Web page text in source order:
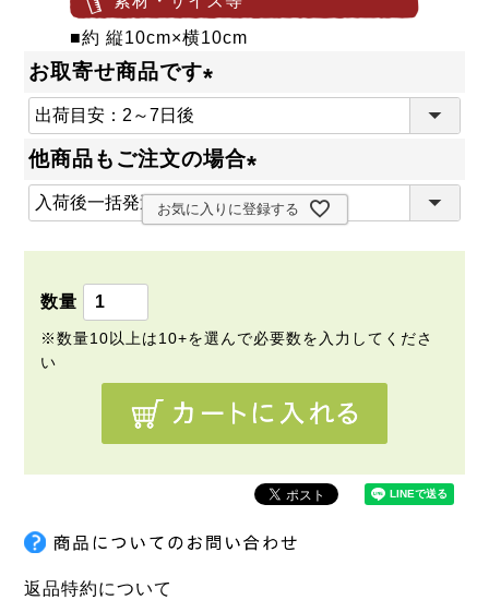
■約 縦10cm×横10cm
お取寄せ商品です
必
)
他商品もご注文の場合
(
お気に入りに登録する
返品特約について